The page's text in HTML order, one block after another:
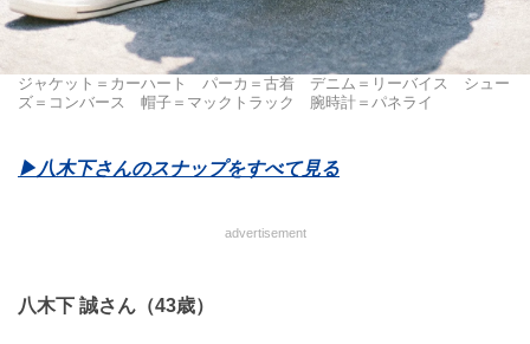
ジャケット＝カーハート パーカ＝古着 デニム＝リーバイス シュー
ズ＝コンバース 帽子＝マックトラック 腕時計＝パネライ
▶︎八木下さんのスナップをすべて見る
advertisement
八木下 誠さん（43歳）